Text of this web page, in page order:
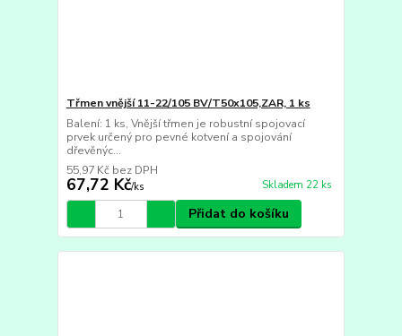
Třmen vnější 11-22/105 BV/T50x105,ZAR, 1 ks
Balení: 1 ks, Vnější třmen je robustní spojovací
prvek určený pro pevné kotvení a spojování
dřevěnýc...
67,72 Kč/ks
55,97 Kč bez DPH
Skladem 22 ks
Přidat do košíku